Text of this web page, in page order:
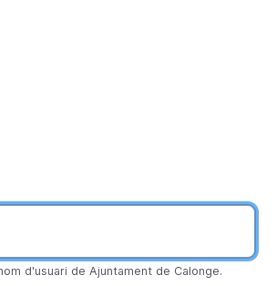
d'usuari de Ajuntament de Calonge.